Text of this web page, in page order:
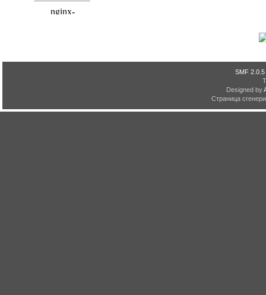
SMF 2.0.5
Designed by
Страница